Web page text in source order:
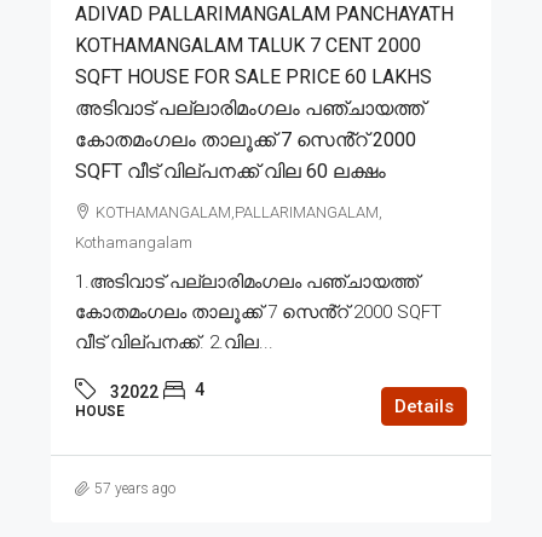
ADIVAD PALLARIMANGALAM PANCHAYATH
KOTHAMANGALAM TALUK 7 CENT 2000
SQFT HOUSE FOR SALE PRICE 60 LAKHS
അടിവാട് പല്ലാരിമംഗലം പഞ്ചായത്ത്
കോതമംഗലം താലൂക്ക് 7 സെൻ്റ് 2000
SQFT വീട് വില്പനക്ക് വില 60 ലക്ഷം
KOTHAMANGALAM,PALLARIMANGALAM,
Kothamangalam
1.അടിവാട് പല്ലാരിമംഗലം പഞ്ചായത്ത്
കോതമംഗലം താലൂക്ക് 7 സെൻ്റ് 2000 SQFT
വീട് വില്പനക്ക്. 2.വില...
32022 4
HOUSE Details
57 years ago